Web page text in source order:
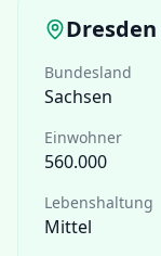
Dresden
Bundesland
Sachsen
Einwohner
560.000
Lebenshaltung
Mittel